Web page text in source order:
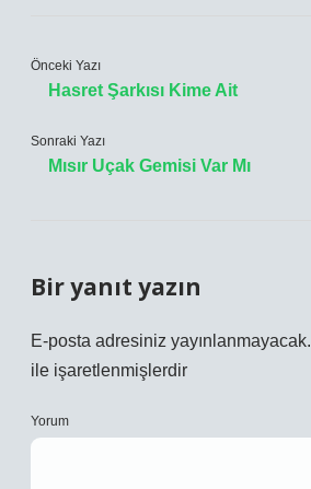
Önceki Yazı
Hasret Şarkısı Kime Ait
Sonraki Yazı
Mısır Uçak Gemisi Var Mı
Bir yanıt yazın
E-posta adresiniz yayınlanmayacak.
ile işaretlenmişlerdir
Yorum